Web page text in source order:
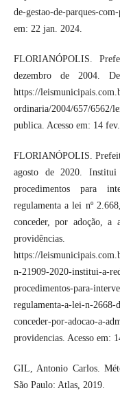
de-gestao-de-parques-
em: 22 jan. 2024.
FLORIANÓPOLIS.
dezembro de 2004.
https://
ordinaria/2004/657/6562/
publica. Acesso em: 14
FLORIANÓPOLIS.
agosto de 2020.
procedimentos para
regulamenta a lei nº
conceder, por adoção, a
https://
n-21909-2020-institui-a-
procedimentos-para-
regulamenta-a-lei-n-2668-
conceder-por-adocao-a-
providencias. Acesso em:
GIL, Antonio Carlos.
São Paulo: Atlas, 2019.